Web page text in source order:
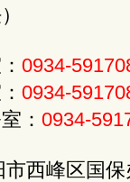
0934-
0934-
： 0934-
市西峰区国